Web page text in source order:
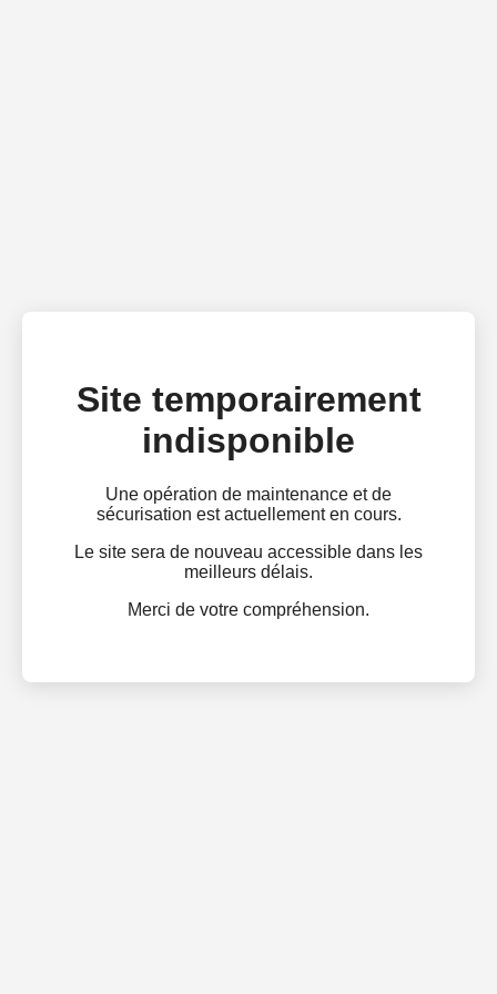
Site temporairement
indisponible
Une opération de maintenance et de
sécurisation est actuellement en cours.
Le site sera de nouveau accessible dans les
meilleurs délais.
Merci de votre compréhension.